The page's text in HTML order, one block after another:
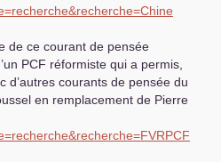
de ce courant de pensée
PCF réformiste qui a permis,
d’autres courants de pensée du
en remplacement de Pierre